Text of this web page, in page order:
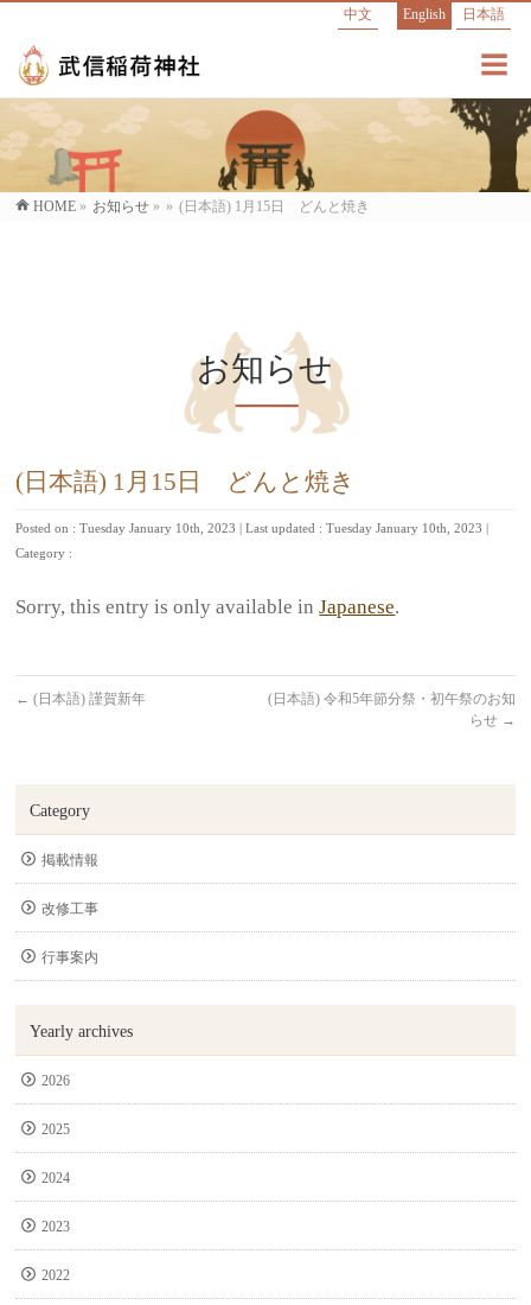
日本語
English
中文
HOME » お知らせ » » (日本語) 1月15日 どんと焼き
お知らせ
(日本語) 1月15日 どんと焼き
Posted on : Tuesday January 10th, 2023
Last updated : Tuesday January 10th, 2023
Category :
Sorry, this entry is only available inJapanese.
← (日本語) 謹賀新年
(日本語) 令和5年節分祭・初午祭のお知
らせ →
Category
掲載情報
改修工事
行事案内
Yearly archives
2026
2025
2024
2023
2022